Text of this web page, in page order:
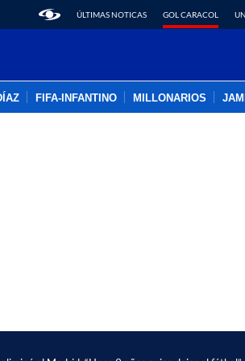
ÚLTIMAS NOTICAS GOL CARACOL
FIFA-INFANTINO MILLONARIOS